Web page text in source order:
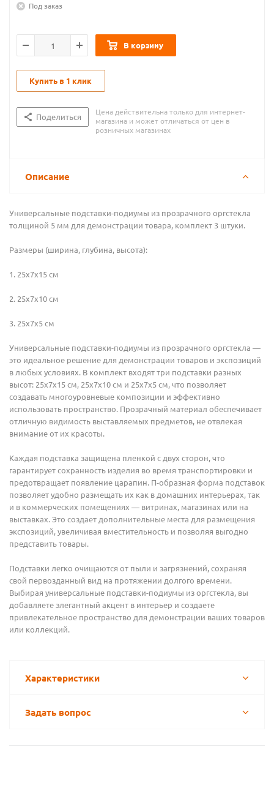
Под заказ
В корзину
Купить в 1 клик
Поделиться
Цена действительна только для интернет-
магазина и может отличаться от цен в
розничных магазинах
Описание
Универсальные подставки-подиумы из прозрачного оргстекла
толщиной 5 мм для демонстрации товара, комплект 3 штуки.
Размеры (ширина, глубина, высота):
1. 25x7x15 см
2. 25x7x10 см
3. 25x7x5 см
Универсальные подставки-подиумы из прозрачного оргстекла —
это идеальное решение для демонстрации товаров и экспозиций
в любых условиях. В комплект входят три подставки разных
высот: 25x7x15 см, 25x7x10 см и 25x7x5 см, что позволяет
создавать многоуровневые композиции и эффективно
использовать пространство. Прозрачный материал обеспечивает
отличную видимость выставляемых предметов, не отвлекая
внимание от их красоты.
Каждая подставка защищена пленкой с двух сторон, что
гарантирует сохранность изделия во время транспортировки и
предотвращает появление царапин. П-образная форма подставок
позволяет удобно размещать их как в домашних интерьерах, так
и в коммерческих помещениях — витринах, магазинах или на
выставках. Это создает дополнительные места для размещения
экспозиций, увеличивая вместительность и позволяя выгодно
представить товары.
Подставки легко очищаются от пыли и загрязнений, сохраняя
свой первозданный вид на протяжении долгого времени.
Выбирая универсальные подставки-подиумы из оргстекла, вы
добавляете элегантный акцент в интерьер и создаете
привлекательное пространство для демонстрации ваших товаров
или коллекций.
Характеристики
Задать вопрос